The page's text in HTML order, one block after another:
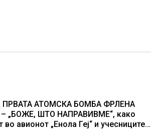
АТОМСКА БОМБА ФРЛЕНА
„БОЖЕ, ШТО НАПРАВИВМЕ“, како
авионот „Енола Геј“ и учесниците